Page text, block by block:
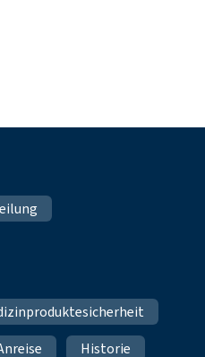
Historie